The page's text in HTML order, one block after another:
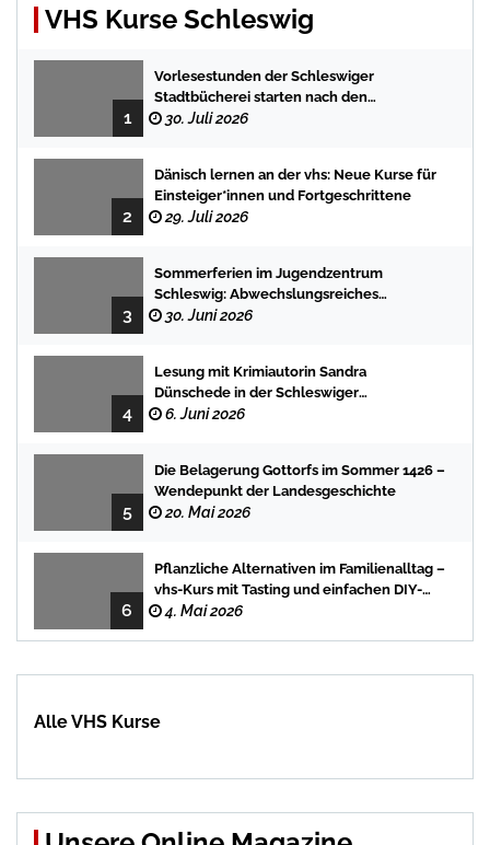
VHS Kurse Schleswig
1
Vorlesestunden der Schleswiger
Stadtbücherei starten nach den
Sommerferien mit spannenden
30. Juli 2026
2
Dänisch lernen an der vhs: Neue Kurse für
Einsteiger*innen und Fortgeschrittene
29. Juli 2026
3
Sommerferien im Jugendzentrum
Schleswig: Abwechslungsreiches
Programm für Kinder und Jugendliche
30. Juni 2026
4
Lesung mit Krimiautorin Sandra
Dünschede in der Schleswiger
Stadtbücherei
6. Juni 2026
5
Die Belagerung Gottorfs im Sommer 1426 –
Wendepunkt der Landesgeschichte
20. Mai 2026
6
Pflanzliche Alternativen im Familienalltag –
vhs-Kurs mit Tasting und einfachen DIY-
Rezepten
4. Mai 2026
Alle VHS Kurse